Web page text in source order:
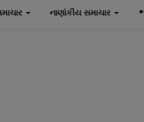
નાણાંકીય સમાચાર